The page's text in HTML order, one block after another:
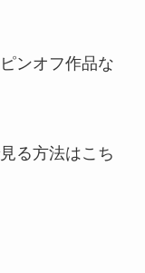
ンオフ作品な
る方法はこち